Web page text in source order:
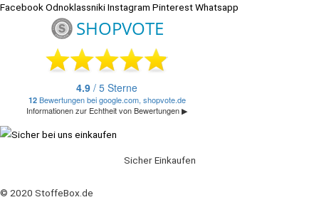
FacebookOdnoklassnikiInstagram PinterestWhatsapp
Sicher Einkaufen
© 2020 StoffeBox.de